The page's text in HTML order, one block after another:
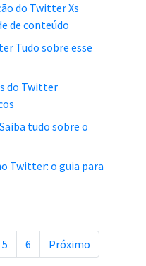
do Twitter Xs
de conteúdo
Tudo sobre esse
do Twitter
tudo sobre o
Twitter: o guia para
5 6 Próximo